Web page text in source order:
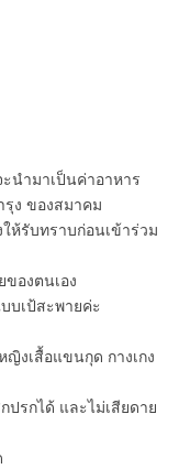
ำมาเป็นค่าอาหาร
ง ของสมาคม
ห้รับทราบก่อนเข้าร่วม
องตนเอง
บเป้สะพายค่ะ
สื้อแขนกุด กางเกง
ได้ และไม่เสียดาย